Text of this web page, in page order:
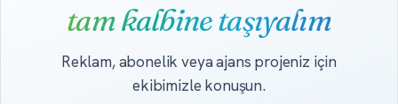
tam kalbine taşıyalım
Reklam, abonelik veya ajans projeniz için
ekibimizle konuşun.